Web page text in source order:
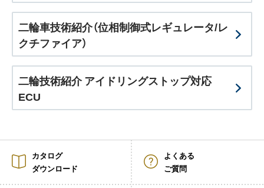
ニュース
イベント
閉じる
二輪車技術紹介（位相制御式レギュレータ/レ
クチファイア）
二輪技術紹介 アイドリングストップ対応
ECU
カタログ
ダウンロード
よくある
ご質問